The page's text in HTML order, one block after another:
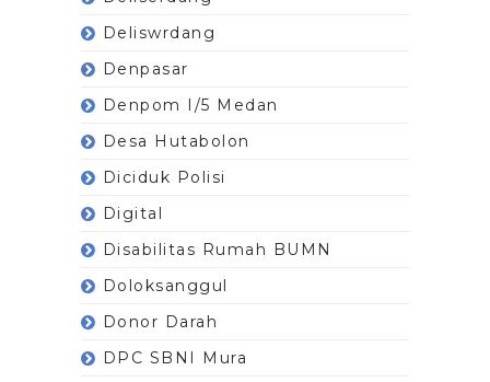
Deliswrdang
Denpasar
Denpom I/5 Medan
Desa Hutabolon
Diciduk Polisi
Digital
Disabilitas Rumah BUMN
Doloksanggul
Donor Darah
DPC SBNI Mura